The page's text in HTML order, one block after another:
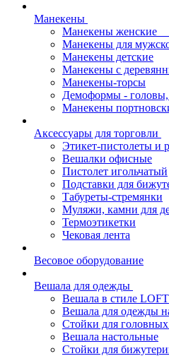
Манекены
Манекены женские
Манекены для
Манекены детские
Манекены с
Манекены-торсы
Демоформы -
Манекены
Аксессуары для торговли
Этикет-пистолеты и
Вешалки офисные
Пистолет игольчатый
Подставки для
Табуреты-стремянки
Муляжи, камни для
Термоэтикетки
Чековая лента
Весовое оборудование
Вешала для одежды
Вешала в стиле
Вешала для одежды
Стойки для
Вешала настольные
Cтойки для